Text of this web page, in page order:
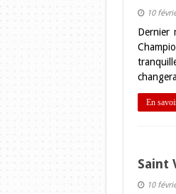
10
Dernier
En
Saint
10